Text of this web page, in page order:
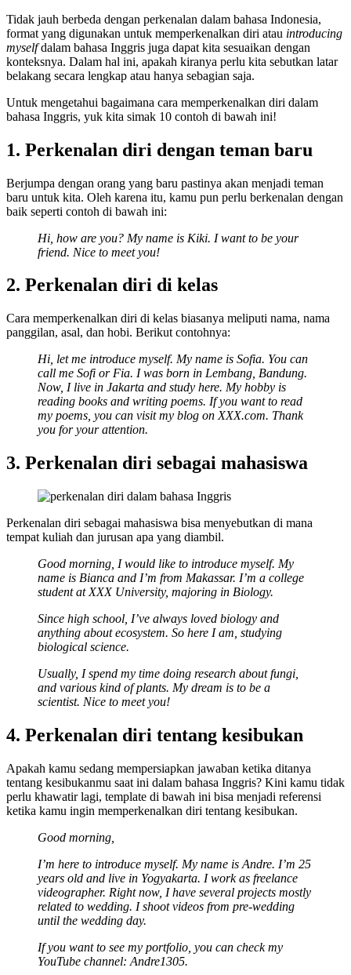
Tidak jauh berbeda dengan perkenalan dalam bahasa Indonesia,
format yang digunakan untuk memperkenalkan diri atau introducing
myselfdalam bahasa Inggris juga dapat kita sesuaikan dengan
konteksnya. Dalam hal ini, apakah kiranya perlu kita sebutkan latar
belakang secara lengkap atau hanya sebagian saja.
Untuk mengetahui bagaimana cara memperkenalkan diri dalam
bahasa Inggris, yuk kita simak 10 contoh di bawah ini!
1. Perkenalan diri dengan teman baru
Berjumpa dengan orang yang baru pastinya akan menjadi teman
baru untuk kita. Oleh karena itu, kamu pun perlu berkenalan dengan
baik seperti contoh di bawah ini:
Hi, how are you? My name is Kiki. I want to be your
friend. Nice to meet you!
2. Perkenalan diri di kelas
Cara memperkenalkan diri di kelas biasanya meliputi nama, nama
panggilan, asal, dan hobi. Berikut contohnya:
Hi, let me introduce myself. My name is Sofia. You can
call me Sofi or Fia. I was born in Lembang, Bandung.
Now, I live in Jakarta and study here. My hobby is
reading books and writing poems. If you want to read
my poems, you can visit my blog on XXX.com. Thank
you for your attention.
3. Perkenalan diri sebagai mahasiswa
Perkenalan diri sebagai mahasiswa bisa menyebutkan di mana
tempat kuliah dan jurusan apa yang diambil.
Good morning, I would like to introduce myself. My
name is Bianca and I’m from Makassar. I’m a college
student at XXX University, majoring in Biology.
Since high school, I’ve always loved biology and
anything about ecosystem. So here I am, studying
biological science.
Usually, I spend my time doing research about fungi,
and various kind of plants. My dream is to be a
scientist. Nice to meet you!
4. Perkenalan diri tentang kesibukan
Apakah kamu sedang mempersiapkan jawaban ketika ditanya
tentang kesibukanmu saat ini dalam bahasa Inggris? Kini kamu tidak
perlu khawatir lagi, template di bawah ini bisa menjadi referensi
ketika kamu ingin memperkenalkan diri tentang kesibukan.
Good morning,
I’m here to introduce myself. My name is Andre. I’m 25
years old and live in Yogyakarta. I work as freelance
videographer. Right now, I have several projects mostly
related to wedding. I shoot videos from pre-wedding
until the wedding day.
If you want to see my portfolio, you can check my
YouTube channel: Andre1305.